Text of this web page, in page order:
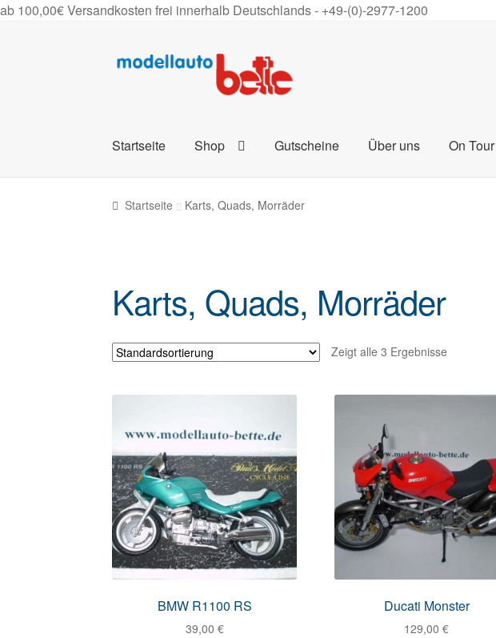
ab 100,00€ Versandkosten frei innerhalb Deutschlands - +49-(0)-2977-1200
Zur
Zum
Startseite Shop Gutscheine Über uns On Tour
Startseite Karts, Quads, Morräder
Karts, Quads, Morräder
Zeigt alle 3 Ergebnisse
BMW R1100 RS
39,00 €
Ducati Monster
129,00€